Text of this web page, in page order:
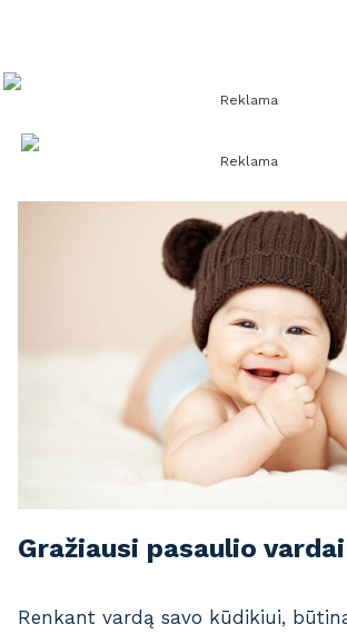
Reklama
Reklama
Gražiausi pasaulio vardai
Renkant vardą savo kūdikiui,